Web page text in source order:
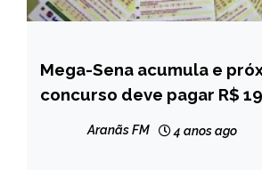
BRASIL
NOTÍCIAS
Mega-Sena acumula e
concurso deve pagar R$
Aranãs FM 4 anos ago